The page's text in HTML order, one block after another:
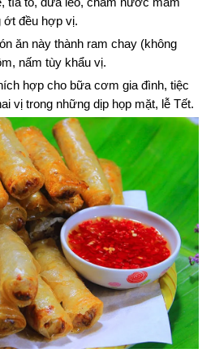
ớt đều hợp vị.
ăn này thành ram chay (không
nấm tùy khẩu vị.
hợp cho bữa cơm gia đình, tiệc
vị trong những dịp họp mặt, lễ Tết.